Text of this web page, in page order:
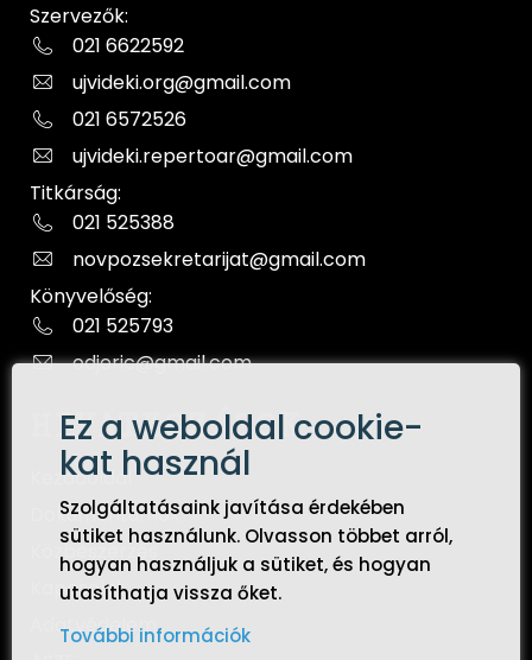
Ez a weboldal cookie-
kat használ
Szolgáltatásaink javítása érdekében
sütiket használunk. Olvasson többet arról,
hogyan használjuk a sütiket, és hogyan
utasíthatja vissza őket.
További információk
Szervezők:
021 6622592
ujvideki.org@gmail.com
021 6572526
ujvideki.repertoar@gmail.com
Titkárság:
021 525388
novpozsekretarijat@gmail.com
Könyvelőség:
021 525793
odjeric@gmail.com
HIVATKOZÁSOK
Kezdőoldal
Dokumentumok
Közbeszerzés
Kapcsolat
Adatvédelem